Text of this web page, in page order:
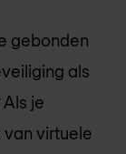
gebonden
als
je
van virtuele